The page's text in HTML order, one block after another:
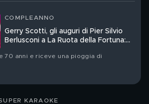
COMPLEANNO
Gerry Scotti, gli auguri di Pier Silvio
Berlusconi a La Ruota della Fortuna:
70 anni e riceve una pioggia di
KARAOKE